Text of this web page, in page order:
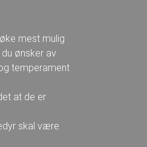
mest mulig
ønsker av
temperament
at de er
skal være